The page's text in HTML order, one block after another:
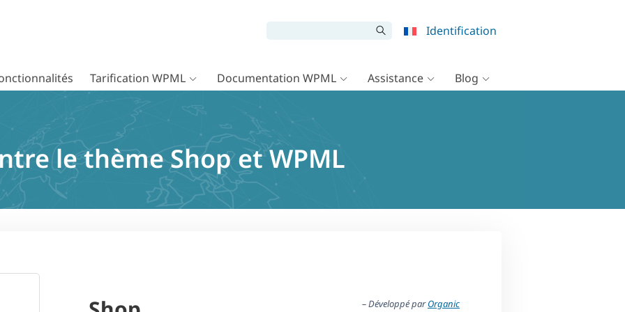
Identification
Tarification WPML Documentation WPML Assistance Blog
le thème Shop et WPML
– Développé parOrganic